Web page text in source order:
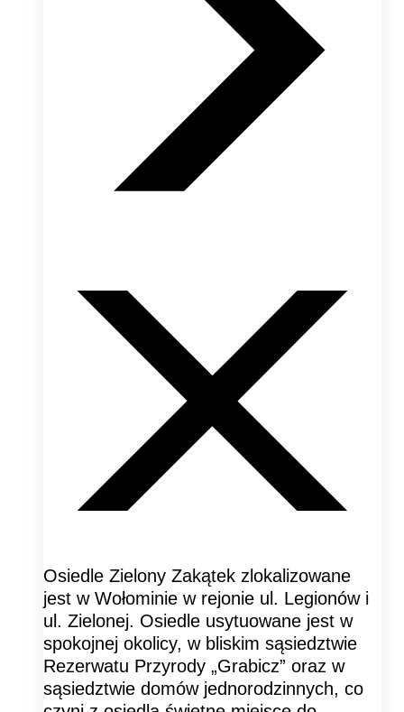
Osiedle Zielony Zakątek zlokalizowane
jest w Wołominie w rejonie ul. Legionów i
ul. Zielonej. Osiedle usytuowane jest w
spokojnej okolicy, w bliskim sąsiedztwie
Rezerwatu Przyrody „Grabicz” oraz w
sąsiedztwie domów jednorodzinnych, co